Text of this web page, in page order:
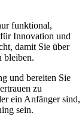
funktional,
Innovation und
damit Sie über
bleiben.
und bereiten Sie
zu
ein Anfänger sind,
sein.